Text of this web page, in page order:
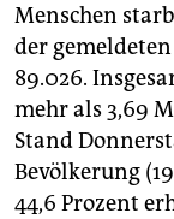
Menschen
der
89.026.
mehr als 3,69
Stand
Bevölkerung
44,6 Prozent